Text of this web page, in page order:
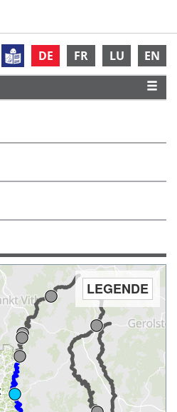
DE FR LU EN
LEGENDE